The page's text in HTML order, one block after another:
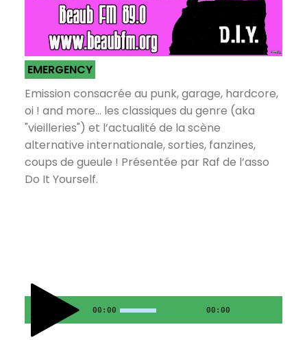
EMERGENCY
Emission consacrée au punk, garage, hardcore,
oi ! and more... les classiques du genre (aka
"vieilleries") et l’actualité de la scène
alternative internationale, sorties, fanzines,
coups de gueule ! Présentée par Raf de l’asso
Do It Yourself.
00:00 00:00